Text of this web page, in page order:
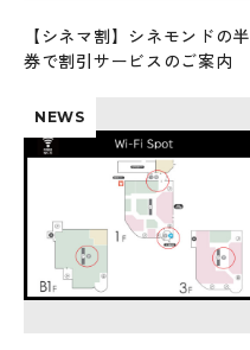
【シネマ割】シネモンドの半
券で割引サービスのご案内
NEWS